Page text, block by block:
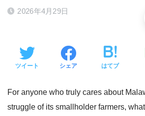
2026年4月29日
ツイート シェア はてブ
For anyone who truly cares about
struggle of its smallholder farmers,